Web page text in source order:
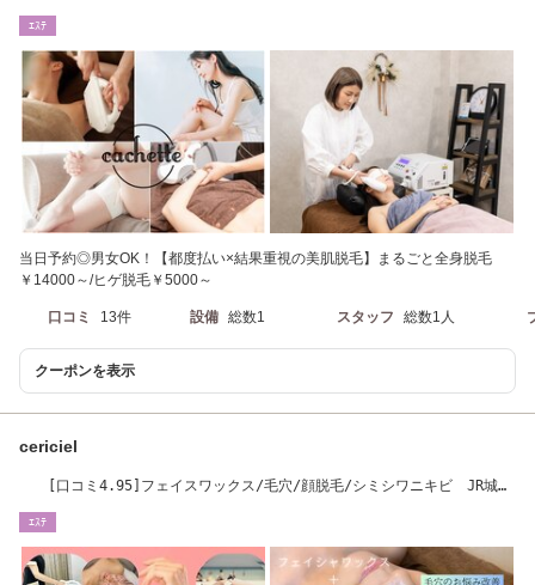
ｴｽﾃ
当日予約◎男女OK！【都度払い×結果重視の美肌脱毛】まるごと全身脱毛
￥14000～/ヒゲ脱毛￥5000～
口コミ 13件 設備 総数1 スタッフ 総数1人
クーポンを表示
cericiel
[口コミ4.95]フェイスワックス/毛穴/顔脱毛/シミシワニキビ JR城野
ｴｽﾃ